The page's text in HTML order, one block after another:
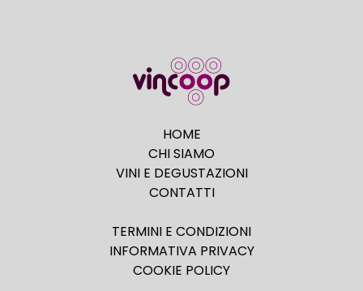
HOME
CHI SIAMO
VINI E DEGUSTAZIONI
CONTATTI
TERMINI E CONDIZIONI
INFORMATIVA PRIVACY
COOKIE POLICY